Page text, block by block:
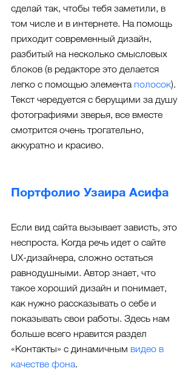
сделай так, чтобы тебя заметили, в
том числе и в интернете. На помощь
приходит современный дизайн,
разбитый на несколько смысловых
блоков (в редакторе это делается
легко с помощью элемента полосок).
Текст чередуется с берущими за душу
фотографиями зверья, все вместе
смотрится очень трогательно,
аккуратно и красиво.
Портфолио Узаира Асифа
Если вид сайта вызывает зависть, это
неспроста. Когда речь идет о сайте
UX-дизайнера, сложно остаться
равнодушными. Автор знает, что
такое хороший дизайн и понимает,
как нужно рассказывать о себе и
показывать свои работы. Здесь нам
больше всего нравится раздел
«Контакты» с динамичным видео в
качестве фона.